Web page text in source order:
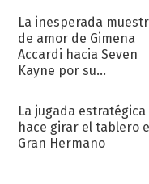
La inesperada
de amor de Gimena
Accardi hacia Seven
Kayne por su
La jugada estratégica
hace girar el tablero
Gran Hermano